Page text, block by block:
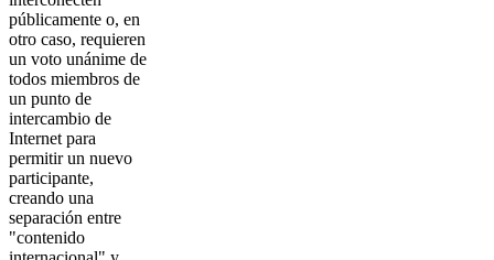
públicamente o, en
otro caso, requieren
un voto unánime de
todos miembros de
un punto de
intercambio de
Internet para
permitir un nuevo
participante,
creando una
separación entre
"contenido